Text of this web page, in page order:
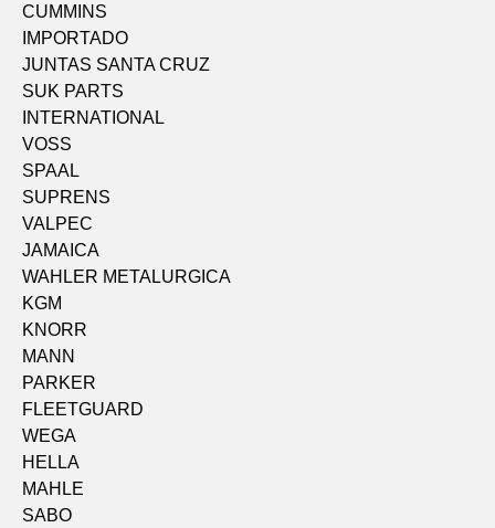
CUMMINS
IMPORTADO
JUNTAS SANTA CRUZ
SUK PARTS
INTERNATIONAL
VOSS
SPAAL
SUPRENS
VALPEC
JAMAICA
WAHLER METALURGICA
KGM
KNORR
MANN
PARKER
FLEETGUARD
WEGA
HELLA
MAHLE
SABO